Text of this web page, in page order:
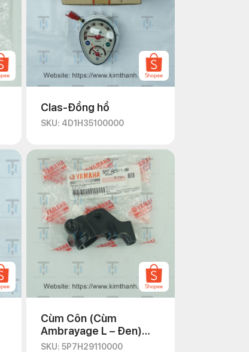
Clas-Đồng hồ
SKU: 4D1H35100000
Cùm Côn (Cùm
Ambrayage L – Đen)
Exciter 135 2010
SKU: 5P7H29110000